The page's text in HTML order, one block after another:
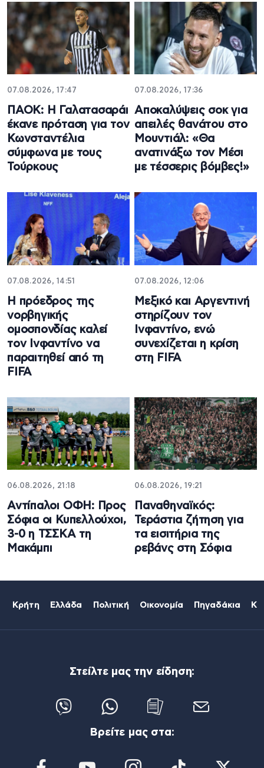
07.08.2026, 17:47
ΠΑΟΚ: Η Γαλατασαράι
έκανε πρόταση για τον
Κωνσταντέλια
σύμφωνα με τους
Τούρκους
07.08.2026, 17:36
Aποκαλύψεις σοκ για
απειλές θανάτου στο
Μουντιάλ: «Θα
ανατινάξω τον Μέσι
με τέσσερις βόμβες!»
07.08.2026, 14:51
Η πρόεδρος της
νορβηγικής
ομοσπονδίας καλεί
τον Ινφαντίνο να
παραιτηθεί από τη
FIFA
07.08.2026, 12:06
Μεξικό και Αργεντινή
στηρίζουν τον
Ινφαντίνο, ενώ
συνεχίζεται η κρίση
στη FIFA
06.08.2026, 21:18
Αντίπαλοι ΟΦΗ: Προς
Σόφια οι Κυπελλούχοι,
3-0 η ΤΣΣΚΑ τη
Μακάμπι
06.08.2026, 19:21
Παναθηναϊκός:
Τεράστια ζήτηση για
τα εισιτήρια της
ρεβάνς στη Σόφια
Κρήτη Ελλάδα Πολιτική Οικονομία Πηγαδάκια
Στείλτε μας την είδηση:
Βρείτε μας στα: